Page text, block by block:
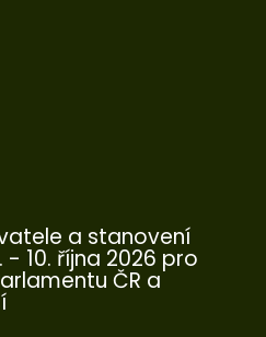
a stanovení
10. října 2026 pro
ČR a